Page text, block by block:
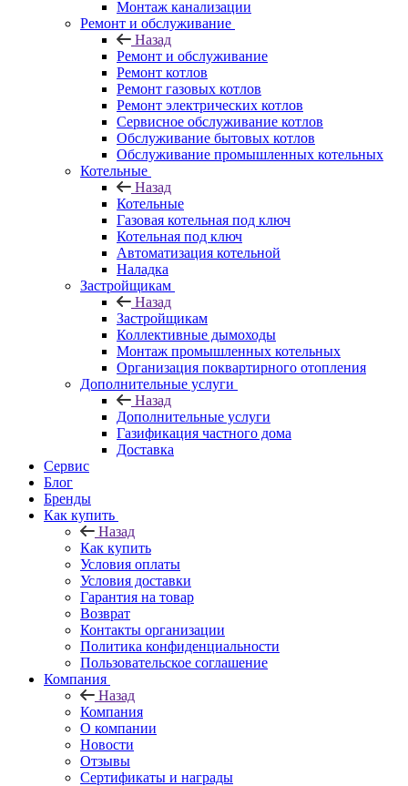
Монтаж канализации
Ремонт и обслуживание
Назад
Ремонт и обслуживание
Ремонт котлов
Ремонт газовых котлов
Ремонт электрических котлов
Сервисное обслуживание котлов
Обслуживание бытовых котлов
Обслуживание промышленных котельных
Котельные
Назад
Котельные
Газовая котельная под ключ
Котельная под ключ
Автоматизация котельной
Наладка
Застройщикам
Назад
Застройщикам
Коллективные дымоходы
Монтаж промышленных котельных
Организация поквартирного отопления
Дополнительные услуги
Назад
Дополнительные услуги
Газификация частного дома
Доставка
Сервис
Блог
Бренды
Как купить
Назад
Как купить
Условия оплаты
Условия доставки
Гарантия на товар
Возврат
Контакты организации
Политика конфиденциальности
Пользовательское соглашение
Компания
Назад
Компания
О компании
Новости
Отзывы
Сертификаты и награды